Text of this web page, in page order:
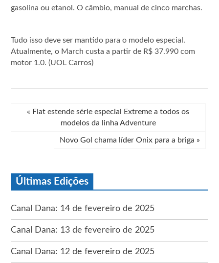
gasolina ou etanol. O câmbio, manual de cinco marchas.
Tudo isso deve ser mantido para o modelo especial.
Atualmente, o March custa a partir de R$ 37.990 com
motor 1.0. (UOL Carros)
« Fiat estende série especial Extreme a todos os
modelos da linha Adventure
Novo Gol chama líder Onix para a briga »
Últimas Edições
Canal Dana: 14 de fevereiro de 2025
Canal Dana: 13 de fevereiro de 2025
Canal Dana: 12 de fevereiro de 2025